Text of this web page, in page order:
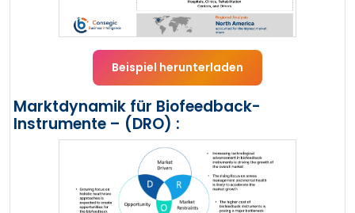
Beispiel herunterladen
Marktdynamik für Biofeedback-
Instrumente – (DRO) :